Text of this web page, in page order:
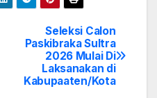
Seleksi Calon
Paskibraka Sultra
2026 Mulai Di
Laksanakan di
Kabupaaten/Kota